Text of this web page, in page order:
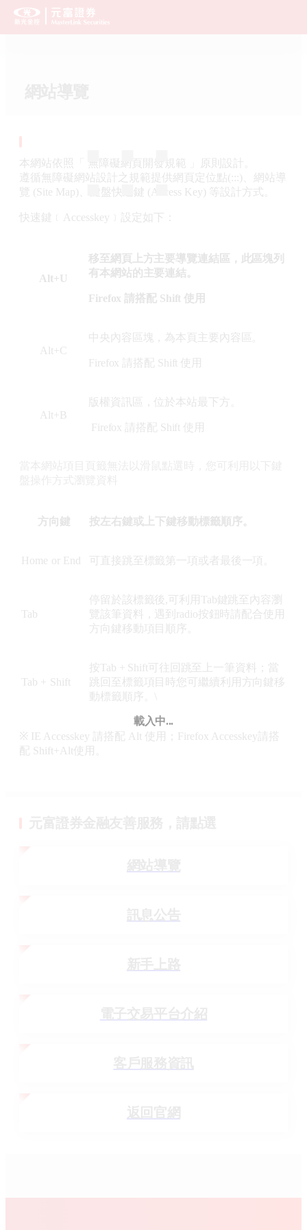
跳到主要內容
本網站依照「 無障礙網頁開發規範 」原則設計。
遵循無障礙網站設計之規範提供網頁定位點(:::)、網站導
覽 (Site Map)、鍵盤快速鍵 (Access Key) 等設計方式。
快速鍵﹝Accesskey﹞設定如下：
Alt+U
移至網頁上方主要導覽連結區，此區塊列
有本網站的主要連結。
Firefox 請搭配 Shift 使用
Alt+C
中央內容區塊，為本頁主要內容區。
Firefox 請搭配 Shift 使用
Alt+B
版權資訊區，位於本站最下方。
Firefox 請搭配 Shift 使用
方向鍵 按左右鍵或上下鍵移動標籤順序。
Home or End 可直接跳至標籤第一項或者最後一項。
Tab
停留於該標籤後,可利用Tab鍵跳至內容瀏
覽該筆資料，遇到radio按鈕時請配合使用
方向鍵移動項目順序。
Tab + Shift
按Tab + Shift可往回跳至上一筆資料；當
跳回至標籤項目時您可繼續利用方向鍵移
動標籤順序。
※ IE Accesskey 請搭配 Alt 使用；Firefox Accesskey請搭
配 Shift+Alt使用。
載入中...